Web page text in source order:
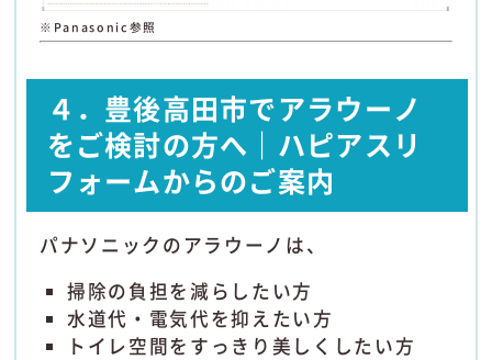
※Panasonic参照
４．豊後高田市でアラウーノ
をご検討の方へ｜ハピアスリ
フォームからのご案内
パナソニックのアラウーノは、
掃除の負担を減らしたい方
水道代・電気代を抑えたい方
トイレ空間をすっきり美しくしたい方